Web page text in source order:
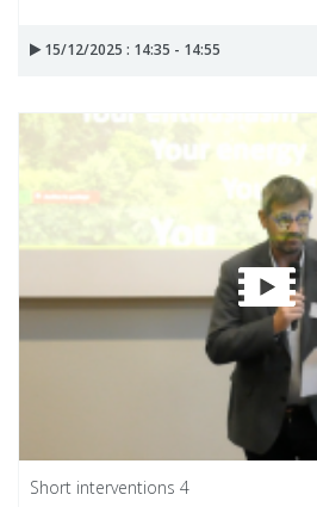
15/12/2025 : 14:35 - 14:55
Short interventions 4